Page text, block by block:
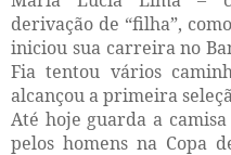
derivação de “filha”,
iniciou sua carreira no
Fia tentou vários
alcançou a primeira
Até hoje guarda a
pelos homens na Copa